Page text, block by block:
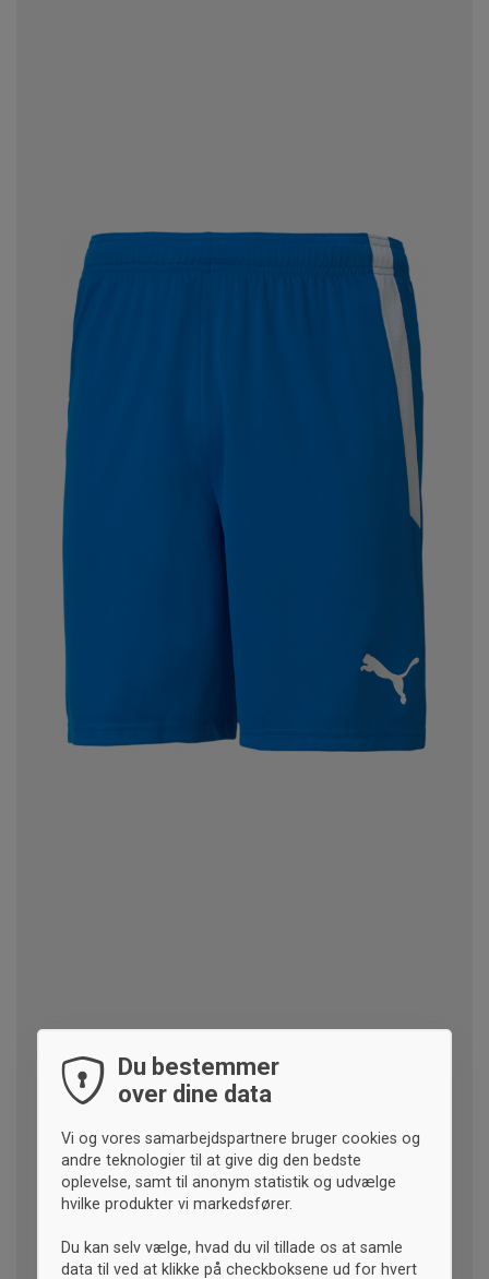
Du bestemmer
over dine data
Vi og vores samarbejdspartnere bruger cookies og
andre teknologier til at give dig den bedste
oplevelse, samt til anonym statistik og udvælge
hvilke produkter vi markedsfører.
Du kan selv vælge, hvad du vil tillade os at samle
data til ved at klikke på checkboksene ud for hvert